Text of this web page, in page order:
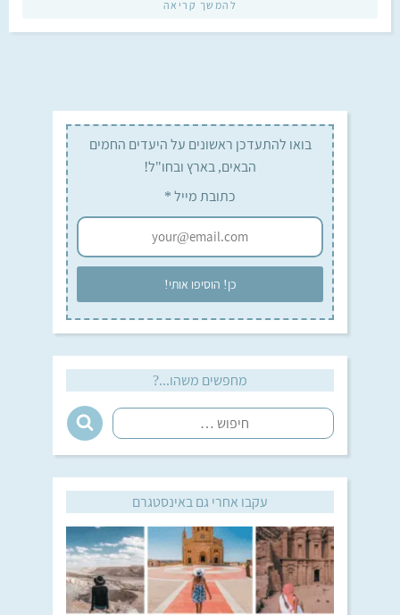
בואו להתעדכן ראשונים על היעדים החמים
הבאים, בארץ ובחו"ל!
כתובת מייל*
מחפשים משהו...?
עקבו אחרי גם באינסטגרם
להמשך קריאה